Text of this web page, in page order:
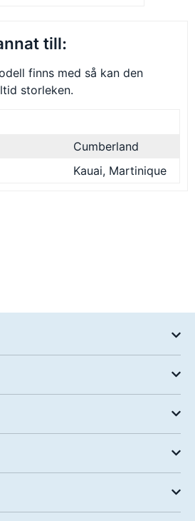
till:
finns med så kan den
storleken.
Cumberland
Kauai, Martinique